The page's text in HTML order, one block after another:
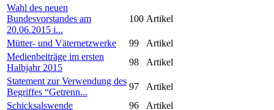
Wahl des neuen
Bundesvorstandes am
20.06.2015 i...
100 Artikel
Mütter- und Väternetzwerke 99
Artikel
Medienbeiträge im ersten
Halbjahr 2015
98
Artikel
Statement zur Verwendung des
Begriffes “Getrenn...
97
Artikel
Schicksalswende
96
Artikel